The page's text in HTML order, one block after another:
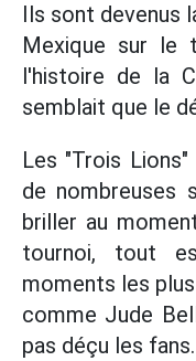
Ils sont devenus
Mexique sur le
l'histoire de la
semblait que le
Les "Trois
de nombreuses
briller au
tournoi, tout
moments les
comme Jude
pas déçu les fans.